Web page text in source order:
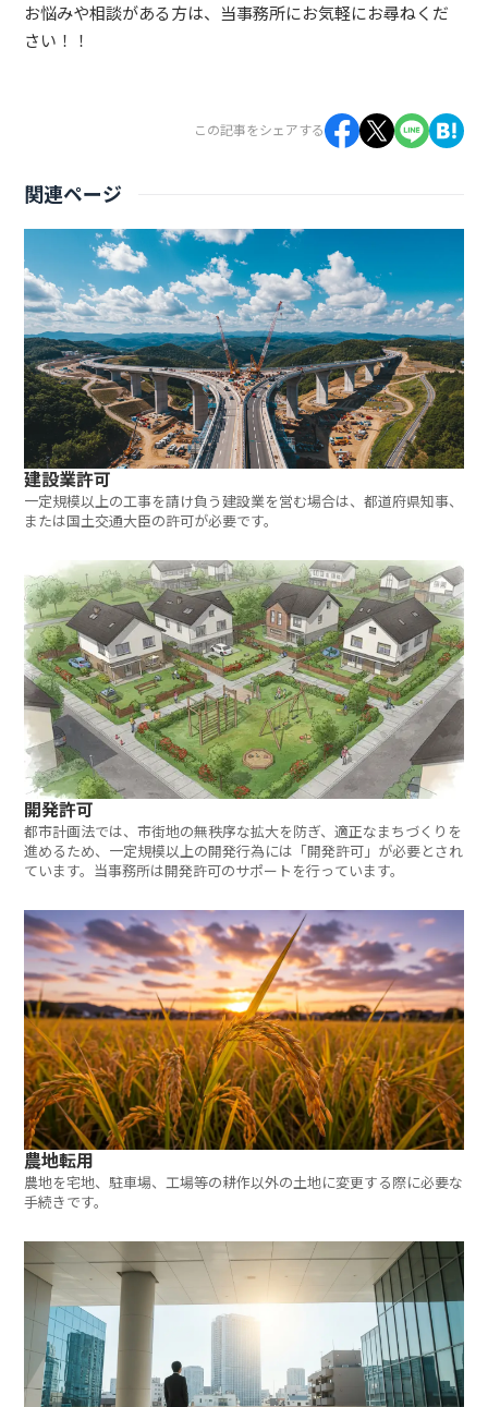
お悩みや相談がある方は、当事務所にお気軽にお尋ねくだ
さい！！
この記事をシェアする
関連ページ
建設業許可
一定規模以上の工事を請け負う建設業を営む場合は、都道府県知事、
または国土交通大臣の許可が必要です。
開発許可
都市計画法では、市街地の無秩序な拡大を防ぎ、適正なまちづくりを
進めるため、一定規模以上の開発行為には「開発許可」が必要とされ
ています。当事務所は開発許可のサポートを行っています。
農地転用
農地を宅地、駐車場、工場等の耕作以外の土地に変更する際に必要な
手続きです。